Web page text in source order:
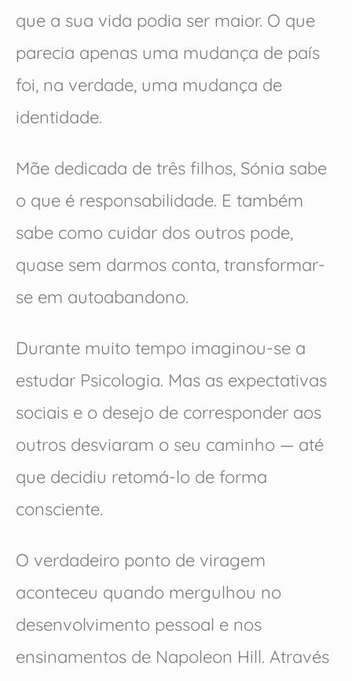
que a sua vida podia ser maior. O que
parecia apenas uma mudança de país
foi, na verdade, uma mudança de
identidade.
Mãe dedicada de três filhos, Sónia sabe
o que é responsabilidade. E também
sabe como cuidar dos outros pode,
quase sem darmos conta, transformar-
se em autoabandono.
Durante muito tempo imaginou-se a
estudar Psicologia. Mas as expectativas
sociais e o desejo de corresponder aos
outros desviaram o seu caminho — até
que decidiu retomá-lo de forma
consciente.
O verdadeiro ponto de viragem
aconteceu quando mergulhou no
desenvolvimento pessoal e nos
ensinamentos de Napoleon Hill. Através